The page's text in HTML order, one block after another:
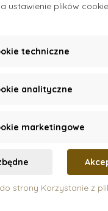
On Stock
ustawienie plików
techniczne
analityczne
marketingowe
strony Korzystanie z